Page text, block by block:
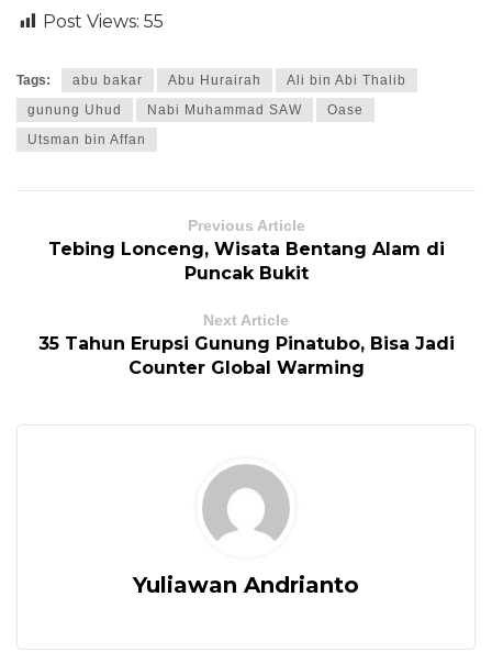
Post Views: 55
Tags: abu bakar Abu Hurairah
Ali bin Abi Thalib
gunung Uhud
Nabi Muhammad SAW
Oase
Utsman bin Affan
Previous Article
Tebing Lonceng, Wisata Bentang Alam di
Puncak Bukit
Next Article
35 Tahun Erupsi Gunung Pinatubo, Bisa Jadi
Counter Global Warming
Yuliawan Andrianto